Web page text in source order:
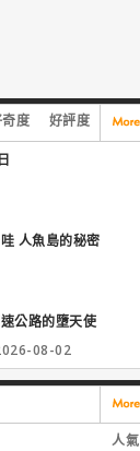
度 好評度
人魚島的秘密
公路的墮天使
08-02
人氣